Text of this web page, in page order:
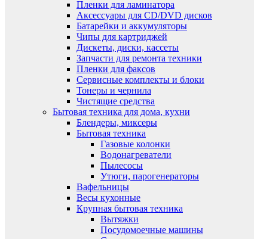
Пленки для ламинатора
Аксессуары для CD/DVD дисков
Батарейки и аккумуляторы
Чипы для картриджей
Дискеты, диски, кассеты
Запчасти для ремонта техники
Пленки для факсов
Сервисные комплекты и блоки
Тонеры и чернила
Чистящие средства
Бытовая техника для дома, кухни
Блендеры, миксеры
Бытовая техника
Газовые колонки
Водонагреватели
Пылесосы
Утюги, парогенераторы
Вафельницы
Весы кухонные
Крупная бытовая техника
Вытяжки
Посудомоечные машины